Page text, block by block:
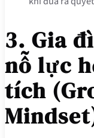
3. Gia
nỗ lực
tích